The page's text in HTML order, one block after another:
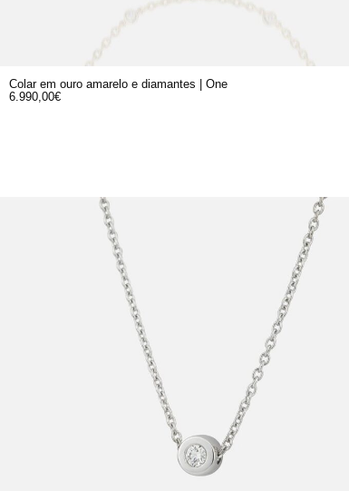
Colar em ouro amarelo e diamantes | One
6.990,00€